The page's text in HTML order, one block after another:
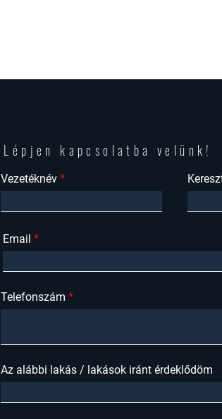
Lépjen kapcsolatba velünk!
Vezetéknév
Email
Telefonszám
Az alábbi lakás / lakások iránt érdeklődöm